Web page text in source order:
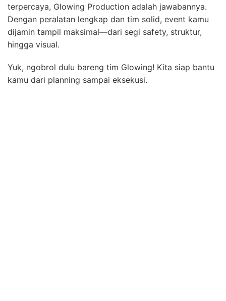
terpercaya, Glowing Production adalah jawabannya.
Dengan peralatan lengkap dan tim solid, event kamu
dijamin tampil maksimal—dari segi safety, struktur,
hingga visual.
Yuk, ngobrol dulu bareng tim Glowing! Kita siap bantu
kamu dari planning sampai eksekusi.